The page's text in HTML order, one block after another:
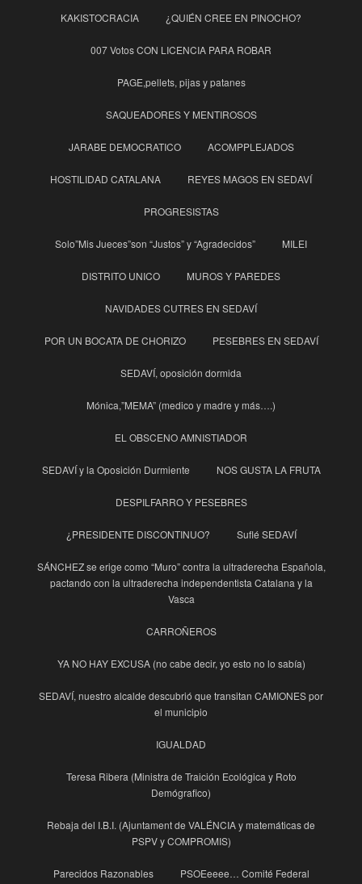
KAKISTOCRACIA ¿QUIÉN CREE EN PINOCHO?
007 Votos CON LICENCIA PARA ROBAR
PAGE,pellets, pijas y patanes
SAQUEADORES Y MENTIROSOS
JARABE DEMOCRATICO ACOMPPLEJADOS
HOSTILIDAD CATALANA REYES MAGOS EN SEDAVÍ
PROGRESISTAS
Solo”Mis Jueces”son “Justos” y “Agradecidos” MILEI
DISTRITO UNICO MUROS Y PAREDES
NAVIDADES CUTRES EN SEDAVÍ
POR UN BOCATA DE CHORIZO PESEBRES EN SEDAVÍ
SEDAVÍ, oposición dormida
Mónica,”MEMA” (medico y madre y más….)
EL OBSCENO AMNISTIADOR
SEDAVÍ y la Oposición Durmiente NOS GUSTA LA FRUTA
DESPILFARRO Y PESEBRES
¿PRESIDENTE DISCONTINUO? Suflé SEDAVÍ
SÁNCHEZ se erige como “Muro” contra la ultraderecha Española,
pactando con la ultraderecha independentista Catalana y la
Vasca
CARROÑEROS
YA NO HAY EXCUSA (no cabe decir, yo esto no lo sabía)
SEDAVÍ, nuestro alcalde descubrió que transitan CAMIONES por
el municipio
IGUALDAD
Teresa Ribera (Ministra de Traición Ecológica y Roto
Demógrafico)
Rebaja del I.B.I. (Ajuntament de VALÉNCIA y matemáticas de
PSPV y COMPROMIS)
Parecidos Razonables PSOEeeee… Comité Federal